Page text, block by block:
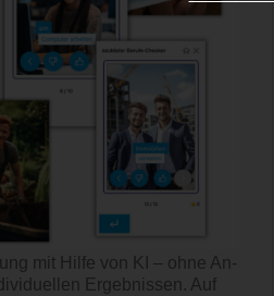
mit Hilfe von KI – ohne An­
Ergeb­nissen. Auf